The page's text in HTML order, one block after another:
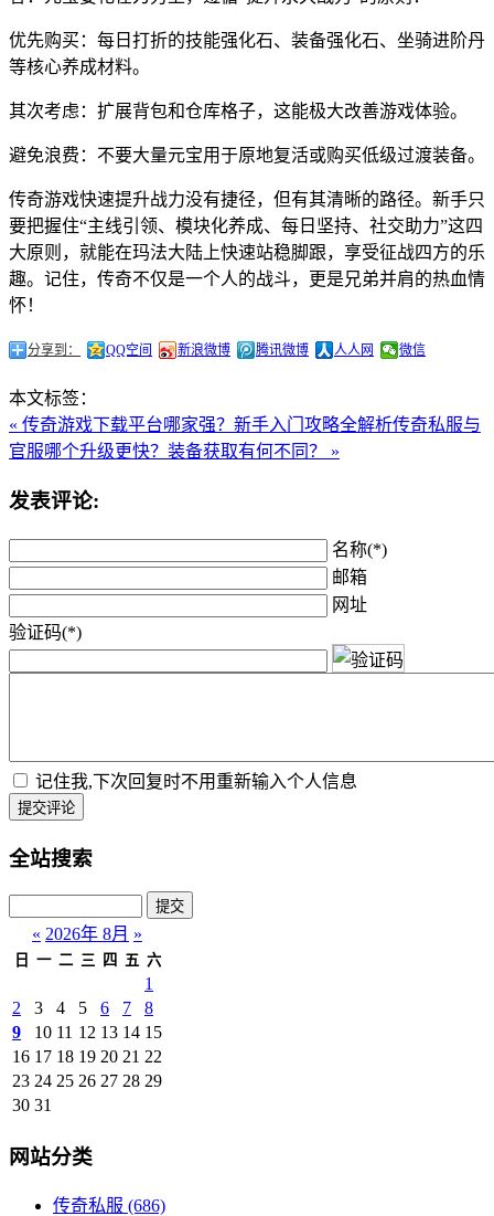
优先购买：每日打折的技能强化石、装备强化石、坐骑进阶丹
等核心养成材料。
其次考虑：扩展背包和仓库格子，这能极大改善游戏体验。
避免浪费：不要大量元宝用于原地复活或购买低级过渡装备。
传奇游戏快速提升战力没有捷径，但有其清晰的路径。新手只
要把握住“主线引领、模块化养成、每日坚持、社交助力”这四
大原则，就能在玛法大陆上快速站稳脚跟，享受征战四方的乐
趣。记住，传奇不仅是一个人的战斗，更是兄弟并肩的热血情
怀！
分享到： QQ空间 新浪微博 腾讯微博 人人网 微信
本文标签：
« 传奇游戏下载平台哪家强？新手入门攻略全解析传奇私服与
官服哪个升级更快？装备获取有何不同？ »
发表评论:
名称(*)
邮箱
网址
验证码(*)
记住我,下次回复时不用重新输入个人信息
提交评论
全站搜索
« 2026年 8月 »
日 一 二 三 四 五 六
1
2
3 4 5 6 7
8
9
10 11 12 13 14 15
16 17 18 19 20 21 22
23 24 25 26 27 28 29
30 31
网站分类
传奇私服 (686)